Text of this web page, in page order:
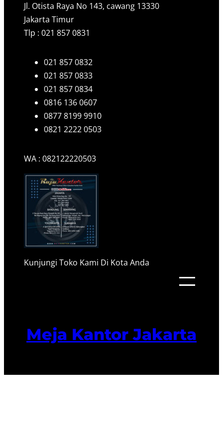
Jl. Otista Raya No 143, cawang 13330
Jakarta Timur
Tlp : 021 857 0831
021 857 0832
021 857 0833
021 857 0834
0816 136 0607
0877 8199 9910
0821 2222 0503
WA : 082122220503
Kunjungi Toko Kami Di Kota Anda
Meja Kantor Jakarta